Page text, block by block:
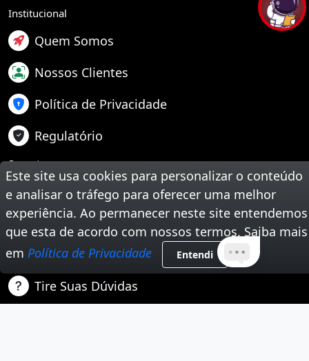
Este site usa cookies para personalizar o conteúdo
e analisar o tráfego para oferecer uma melhor
experiência. Ao permanecer neste site entendemos
que esta de acordo com nossos termos. Saiba mais
em Política de Privacidade Entendi
Institucional
Quem Somos
Nossos Clientes
Política de Privacidade
Regulatório
Suporte
Teste Sua Velocidade
Segunda Via de Boleto
Trabalhe Conosco
Tire Suas Dúvidas